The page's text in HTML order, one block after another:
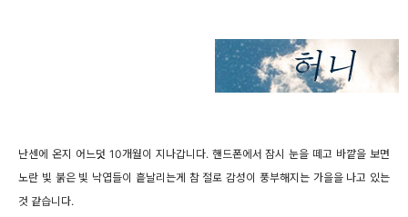
난센에 온지 어느덧 10개월이 지나갑니다. 핸드폰에서 잠시 눈을 떼고 바깥을 보면
노란 빛 붉은 빛 낙엽들이 흩날리는게 참 절로 감성이 풍부해지는 가을을 나고 있는
것 같습니다.